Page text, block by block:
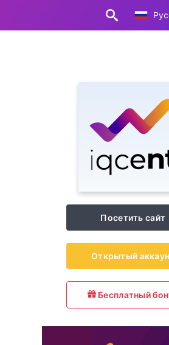
Посетить сайт
Открытый
Бесплатный